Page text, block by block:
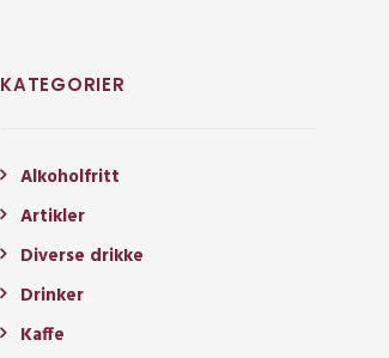
KATEGORIER
Alkoholfritt
Artikler
Diverse drikke
Drinker
Kaffe